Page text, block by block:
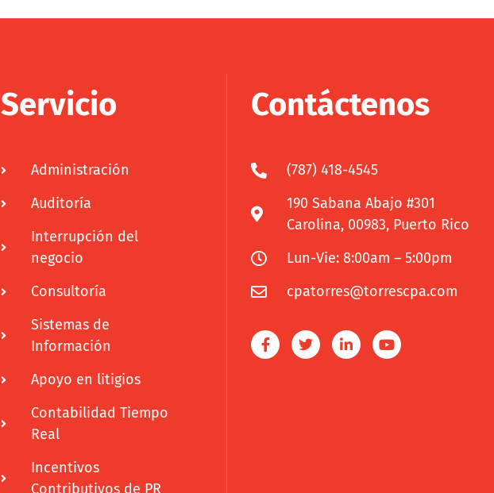
Servicio
Administración
Auditoría
Interrupción del
negocio
Consultoría
Sistemas de
Información
Apoyo en litigios
Contabilidad Tiempo
Real
Incentivos
Contributivos de PR
Contáctenos
(787) 418-4545
190 Sabana Abajo #301
Carolina, 00983, Puerto Rico
Lun-Vie: 8:00am – 5:00pm
cpatorres@torrescpa.com